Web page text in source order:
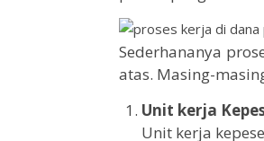
Sederhananya
atas. Masing-
Unit kerja
Unit kerja